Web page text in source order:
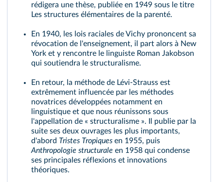
rédigera une thèse, publiée en 1949 sous le titre
Les structures élémentaires de la parenté.
En 1940, les lois raciales de Vichy prononcent sa
révocation de l'enseignement, il part alors à New
York et y rencontre le linguiste Roman Jakobson
qui soutiendra le structuralisme.
En retour, la méthode de Lévi-Strauss est
extrêmement influencée par les méthodes
novatrices développées notamment en
linguistique et que nous réunissons sous
l'appellation de « structuralisme ». Il publie par la
suite ses deux ouvrages les plus importants,
d'abord Tristes Tropiques en 1955, puis
Anthropologie structurale en 1958 qui condense
ses principales réflexions et innovations
théoriques.